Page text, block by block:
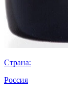
Страна:
Россия